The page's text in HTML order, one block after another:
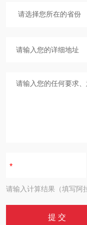
请输入计算结果（填写阿